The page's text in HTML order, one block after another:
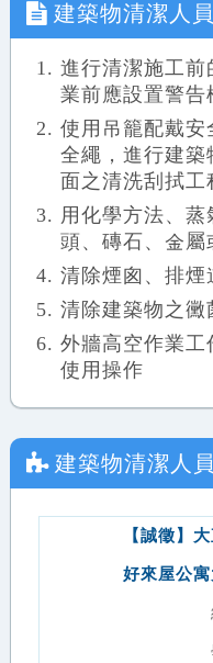
建築物清潔人員
進行清潔施工前
業前應設置警告
使用吊籠配戴安
全繩，進行建築
面之清洗刮拭工
用化學方法、
頭、磚石、金屬
清除煙囪、排煙
清除建築物之黴
外牆高空作業工
使用操作
建築物清潔人員
【誠徵】
好來屋公寓